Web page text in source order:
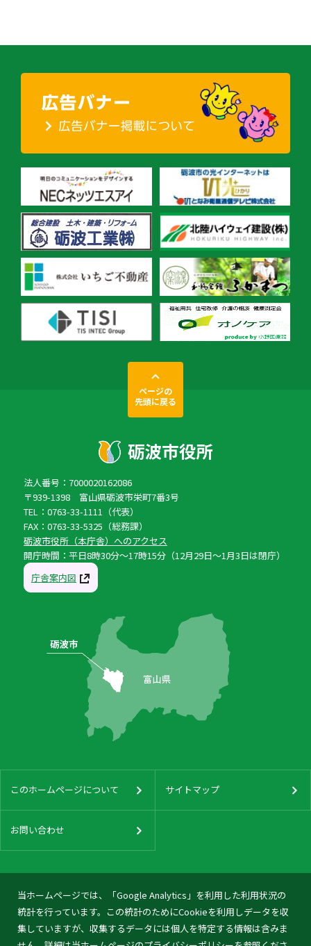
当ホームページでは、「Google Analytics」を利用した利用状況の
統計を行っています。この統計のためにCookieを利用しデータを収
集していますが、収集するデータには個人を特定する情報は含みま
ページの
先頭に戻る
法人番号：7000020162086
〒939-1398 富山県砺波市栄町7番3号
TEL：0763-33-1111（代表）
FAX：0763-33-5325（総務課）
砺波市役所（本庁舎）へのアクセス
開庁時間：平日8時30分〜17時15分（12月29日〜1月3日は閉庁）
庁舎案内図
このホームページについて サイトマップ
お問い合わせ